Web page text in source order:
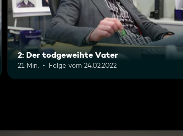
2: Der todgeweihte Vater
21 Min. Folge vom 24.02.2022